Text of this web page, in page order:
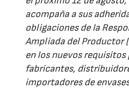
acompaña a sus
obligaciones de la
Ampliada del Productor
en los nuevos requisitos
fabricantes,
importadores de